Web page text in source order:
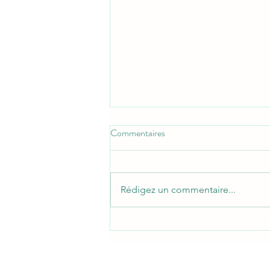
Meilleure période pour partir aux
Commentaires
Rédigez un commentaire...